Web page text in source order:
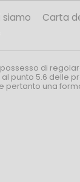
siamo
Carta
di
punto 5.6 delle
pertanto una